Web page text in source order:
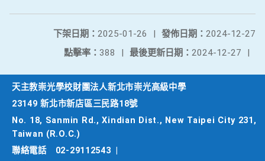
發佈日期： 2024-12-27
下架日期： 2025-01-26
|
最後更新日期： 2024-12-27 |
點擊率： 388 |
天主教崇光學校財團法人新北市崇光高級中學
23149 新北市新店區三民路18號
No. 18, Sanmin Rd., Xindian Dist., New Taipei City 231,
Taiwan (R.O.C.)
聯絡電話
02-29112543